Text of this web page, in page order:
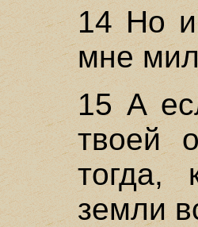
14 Но
мне
15 А
твоей
тогда,
земли